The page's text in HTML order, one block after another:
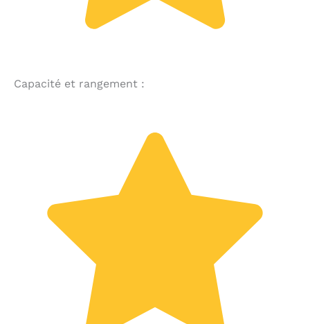
Capacité et rangement :